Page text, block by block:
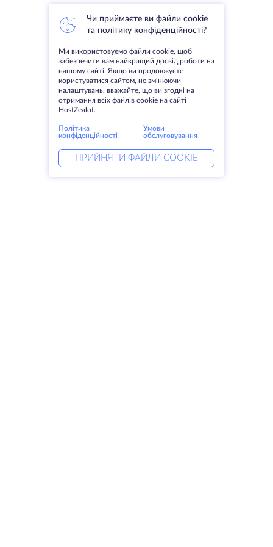
Чи приймаєте ви файли cookie
та політику конфіденційності?
Ми використовуємо файли cookie, щоб
забезпечити вам найкращий досвід роботи на
нашому сайті. Якщо ви продовжуєте
користуватися сайтом, не змінюючи
налаштувань, вважайте, що ви згодні на
отримання всіх файлів cookie на сайті
HostZealot.
Політика
конфіденційності
Умови
обслуговування
ПРИЙНЯТИ ФАЙЛИ COOKIE